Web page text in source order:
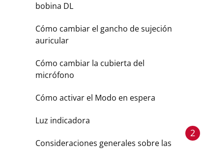
2
bobina DL
Cómo cambiar el gancho de sujeción
auricular
Cómo cambiar la cubierta del
micrófono
Cómo activar el Modo en espera
Luz indicadora
Consideraciones generales sobre las